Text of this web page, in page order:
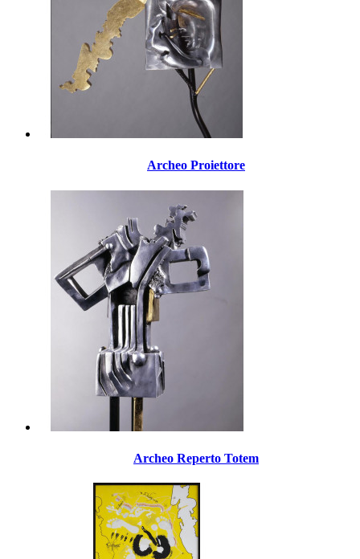
Archeo Proiettore
Archeo Reperto Totem